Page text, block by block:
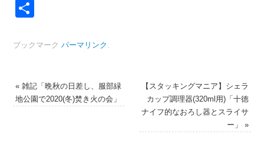
ブックマーク パーマリンク
«雑記「晩秋の日差し、服部緑
地公園で2020(冬)焚き火の会」
【スタッキングマニア】シェラ
カップ調理器(320ml用)「十徳
ナイフ的なおろし器とスライサ
ー」»